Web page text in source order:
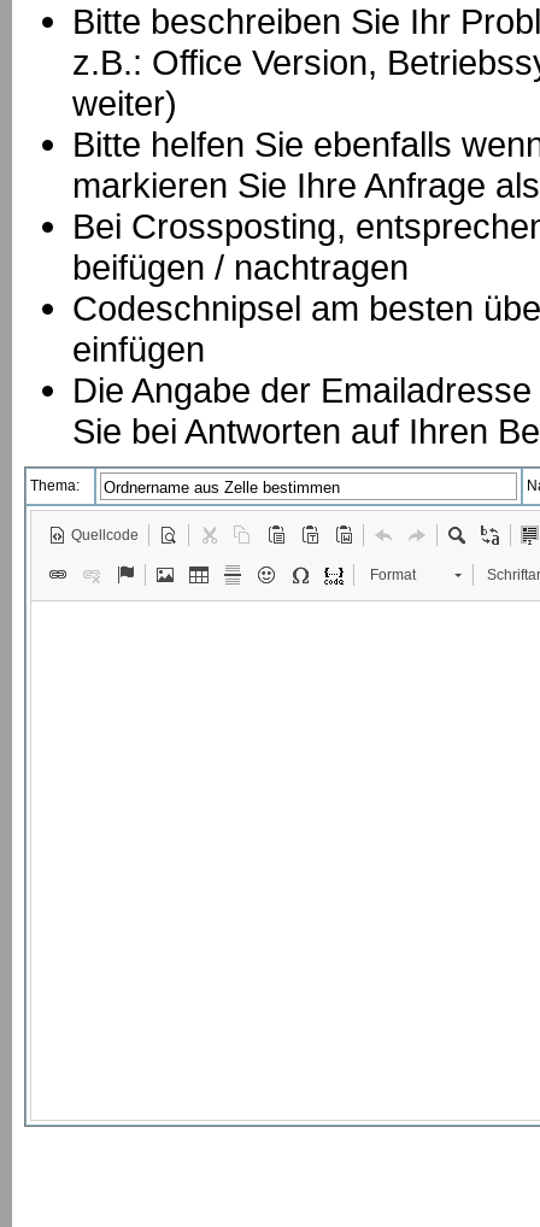
Bitte beschreiben Sie Ihr
z.B.: Office Version,
weiter)
Bitte helfen Sie ebenfalls
markieren Sie Ihre Anfrage
Bei Crossposting,
beifügen / nachtragen
Codeschnipsel am besten
einfügen
Die Angabe der
Sie bei Antworten auf Ihren
Thema:
Quellcode
Format